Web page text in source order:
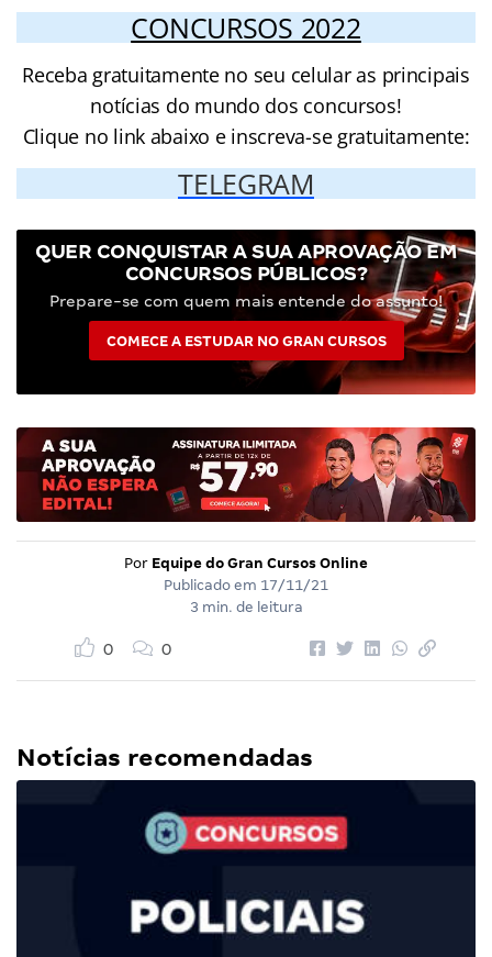
CONCURSOS 2022
Receba gratuitamente no seu celular as principais
notícias do mundo dos concursos!
Clique no link abaixo e inscreva-se gratuitamente:
TELEGRAM
QUER CONQUISTAR A SUA APROVAÇÃO EM
CONCURSOS PÚBLICOS?
Prepare-se com quem mais entende do assunto!
COMECE A ESTUDAR NO GRAN CURSOS
Por Equipe do Gran Cursos Online
Publicado em 17/11/21
3 min. de leitura
0 0
Notícias recomendadas